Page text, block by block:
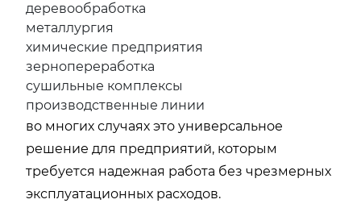
деревообработка
металлургия
химические предприятия
зернопереработка
сушильные комплексы
производственные линии
во многих случаях это универсальное
решение для предприятий, которым
требуется надежная работа без чрезмерных
эксплуатационных расходов.